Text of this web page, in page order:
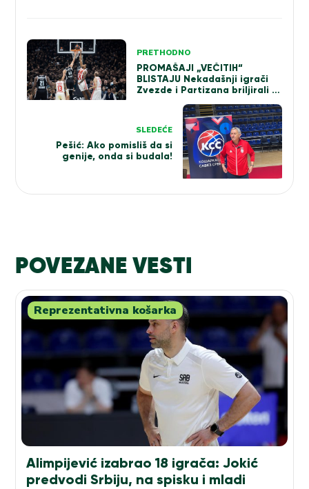
Kretanje
članka
PRETHODNO
PROMAŠAJI „VEČITIH“
BLISTAJU Nekadašnji igrači
Zvezde i Partizana briljirali u
SLEDEĆE
Pešić: Ako pomisliš da si
genije, onda si budala!
POVEZANE VESTI
Reprezentativna košarka
Alimpijević izabrao 18 igrača: Jokić
predvodi Srbiju, na spisku i mladi